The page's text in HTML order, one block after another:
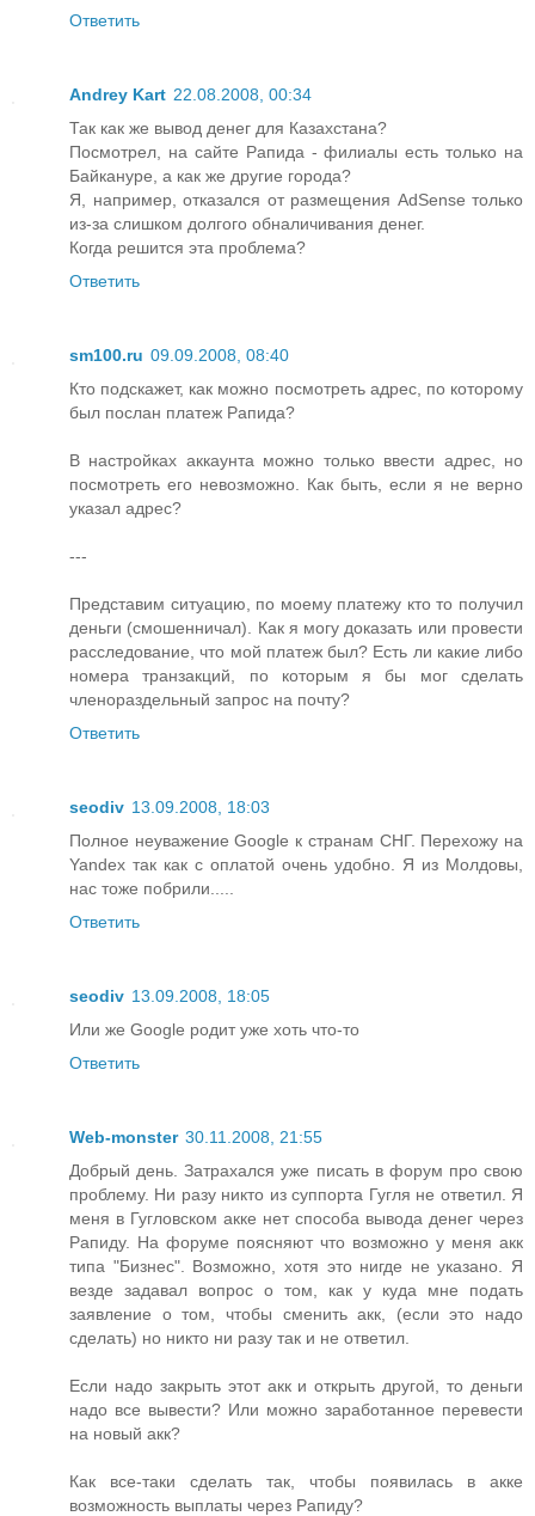
Ответить
Andrey Kart 22.08.2008, 00:34
Так как же вывод денег для Казахстана?
Посмотрел, на сайте Рапида - филиалы есть только на
Байкануре, а как же другие города?
Я, например, отказался от размещения AdSense только
из-за слишком долгого обналичивания денег.
Когда решится эта проблема?
Ответить
sm100.ru 09.09.2008, 08:40
Кто подскажет, как можно посмотреть адрес, по которому
был послан платеж Рапида?
В настройках аккаунта можно только ввести адрес, но
посмотреть его невозможно. Как быть, если я не верно
указал адрес?
---
Представим ситуацию, по моему платежу кто то получил
деньги (смошенничал). Как я могу доказать или провести
расследование, что мой платеж был? Есть ли какие либо
номера транзакций, по которым я бы мог сделать
членораздельный запрос на почту?
Ответить
seodiv 13.09.2008, 18:03
Полное неуважение Google к странам СНГ. Перехожу на
Yandex так как с оплатой очень удобно. Я из Молдовы,
нас тоже побрили.....
Ответить
seodiv 13.09.2008, 18:05
Или же Google родит уже хоть что-то
Ответить
Web-monster 30.11.2008, 21:55
Добрый день. Затрахался уже писать в форум про свою
проблему. Ни разу никто из суппорта Гугля не ответил. Я
меня в Гугловском акке нет способа вывода денег через
Рапиду. На форуме поясняют что возможно у меня акк
типа "Бизнес". Возможно, хотя это нигде не указано. Я
везде задавал вопрос о том, как у куда мне подать
заявление о том, чтобы сменить акк, (если это надо
сделать) но никто ни разу так и не ответил.
Если надо закрыть этот акк и открыть другой, то деньги
надо все вывести? Или можно заработанное перевести
на новый акк?
Как все-таки сделать так, чтобы появилась в акке
возможность выплаты через Рапиду?